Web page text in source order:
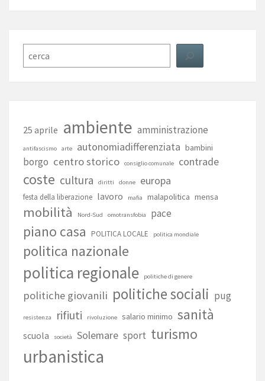
25 aprile ambiente amministrazione
antifascismo arte autonomiadifferenziata bambini
borgo centro storico consiglio comunale contrade
coste cultura diritti donne europa
festa della liberazione lavoro mafia malapolitica mensa
mobilità Nord-Sud omotransfobia pace
piano casa POLITICA LOCALE politica mondiale
politica nazionale
politica regionale politiche di genere
politiche giovanili politiche sociali pug
resistenza rifiuti rivoluzione salario minimo sanità
scuola società Solemare sport turismo
urbanistica